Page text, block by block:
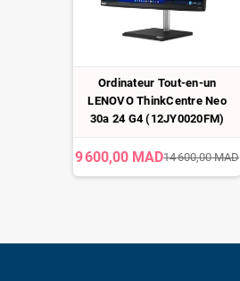
Ordinateur Tout-en-un
LENOVO ThinkCentre Neo
30a 24 G4 (12JY0020FM)
9 600,00 MAD14 600,00 MAD